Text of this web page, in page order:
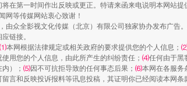
在第一时间作出反映或更正。特请来函来电说明本网站
网等传媒网站衷心致谢！
由众全影视文化传媒（北京）有限公司独家协办发布广告
链接。
⑴本网根据法律规定或相关政府的要求提供您的个人信息；
用您的个人信息，由此所产生的纠纷责任； ⑷任何由于黑
）； ⑸因不可抗拒导致的任何事态后果； ⑹本网在各服务
言和反映投诉报料等讯息投稿，其证明你已经阅读本网